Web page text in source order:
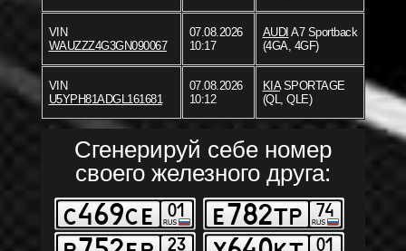
VIN
WAUZZZ4G3GN090067
07.08.2026
10:17
AUDI A7 Sportback
(4GA, 4GF)
VIN
U5YPH81ADGL161681
07.08.2026
10:12
KIASPORTAGE
(QL, QLE)
Сгенерируй себе номер
своего железного друга: